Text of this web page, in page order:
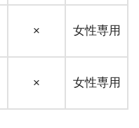
× 女性専用
× 女性専用